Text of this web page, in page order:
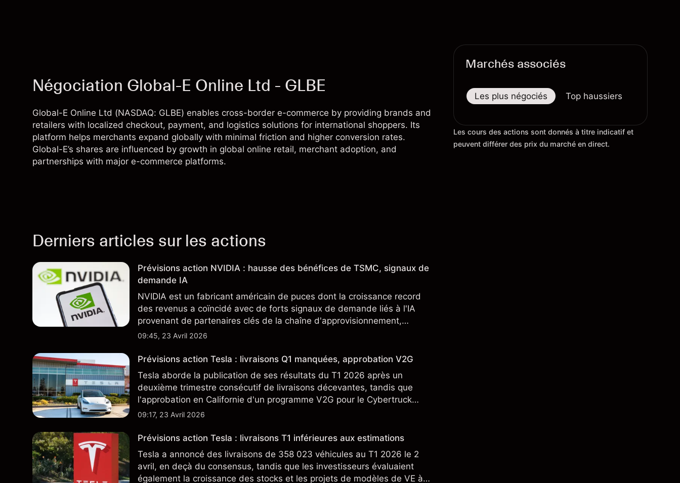
Négociation Global-E Online Ltd - GLBE
Global-E Online Ltd (NASDAQ: GLBE) enables cross-border e-commerce by providing brands and
retailers with localized checkout, payment, and logistics solutions for international shoppers. Its
platform helps merchants expand globally with minimal friction and higher conversion rates.
Global-E’s shares are influenced by growth in global online retail, merchant adoption, and
partnerships with major e-commerce platforms.
Derniers articles sur les actions
Prévisions action NVIDIA : hausse des bénéfices de TSMC, signaux de
demande IA
NVIDIA est un fabricant américain de puces dont la croissance record
des revenus a coïncidé avec de forts signaux de demande liés à l'IA
provenant de partenaires clés de la chaîne d'approvisionnement,
notamment TSMC et ASML. Les performances passées ne préjugent pas
09:45, 23 Avril 2026
Prévisions action Tesla : livraisons Q1 manquées, approbation V2G
Tesla aborde la publication de ses résultats du T1 2026 après un
deuxième trimestre consécutif de livraisons décevantes, tandis que
l'approbation en Californie d'un programme V2G pour le Cybertruck
ajoute un nouveau développement à son activité énergétique.
09:17, 23 Avril 2026
Prévisions action Tesla : livraisons T1 inférieures aux estimations
Tesla a annoncé des livraisons de 358 023 véhicules au T1 2026 le 2
avril, en deçà du consensus, tandis que les investisseurs évaluaient
également la croissance des stocks et les projets de modèles de VE à
Marchés associés
Les plus négociés Top haussiers
Les cours des actions sont donnés à titre indicatif et
peuvent différer des prix du marché en direct.